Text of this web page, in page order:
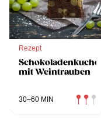
Rezept
Schokoladenkuchen
mit Weintrauben
30–60 MIN